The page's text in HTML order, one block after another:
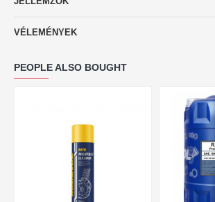
VÉLEMÉNYEK
PEOPLE ALSO BOUGHT